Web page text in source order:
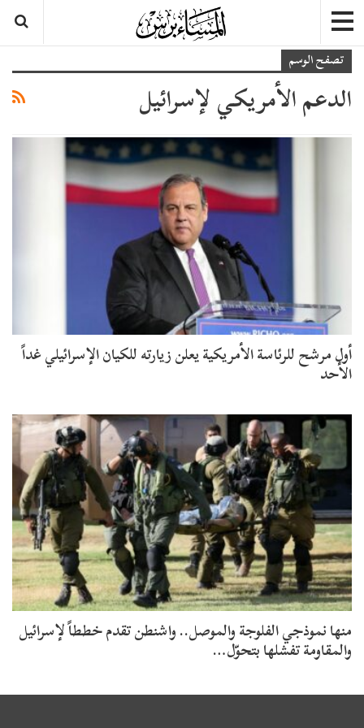
تصفح الوسم
الدعم الأمريكي لإسرائيل
أول مرشح للرئاسة الأمريكية يعلن زيارته للكيان الإسرائيلي غداً
الأحد
منها نموذجي الفلوجة والموصل.. واشنطن تقدم خططاً لإسرائيل
والمقاومة تفشلها بتحوّل…